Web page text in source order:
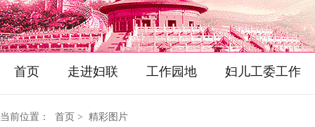
首页 走进妇联 工作园地 妇儿工委工作
当前位置： 首页 > 精彩图片